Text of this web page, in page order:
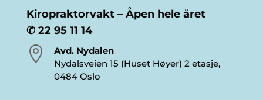
Kiropraktorvakt – Åpen hele året
✆ 22 95 11 14

Avd. Nydalen
Nydalsveien 15 (Huset Høyer) 2 etasje,
0484 Oslo